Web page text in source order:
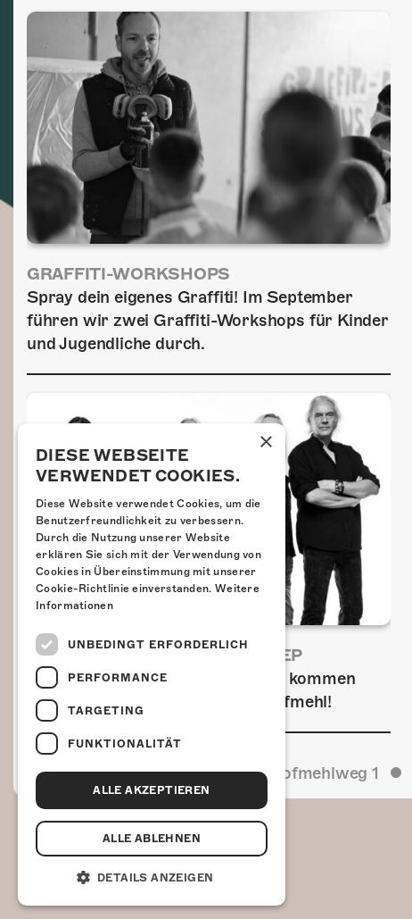
GRAFFITI-WORKSHOPS
Spray dein eigenes Graffiti! Im September
führen wir zwei Graffiti-Workshops für Kinder
und Jugendliche durch.
FRISCH BESTÄTIGT: URIAH HEEP
Am Sonntag, 15. November 2026 kommen
Uriah Heep in die Kulturfabrik Kofmehl!
Kulturfabrik Kofmehl Kofmehlweg 1
×
DIESE WEBSEITE
VERWENDET COOKIES.
Diese Website verwendet Cookies, um die
Benutzerfreundlichkeit zu verbessern.
Durch die Nutzung unserer Website
erklären Sie sich mit der Verwendung von
Cookies in Übereinstimmung mit unserer
Cookie-Richtlinie einverstanden. Weitere
Informationen
UNBEDINGT ERFORDERLICH
PERFORMANCE
TARGETING
FUNKTIONALITÄT
ALLE AKZEPTIEREN
ALLE ABLEHNEN
DETAILS ANZEIGEN